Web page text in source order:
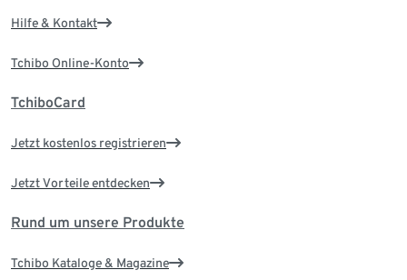
Hilfe & Kontakt
Tchibo Online-Konto
TchiboCard
Jetzt kostenlos registrieren
Jetzt Vorteile entdecken
Rund um unsere Produkte
Tchibo Kataloge & Magazine